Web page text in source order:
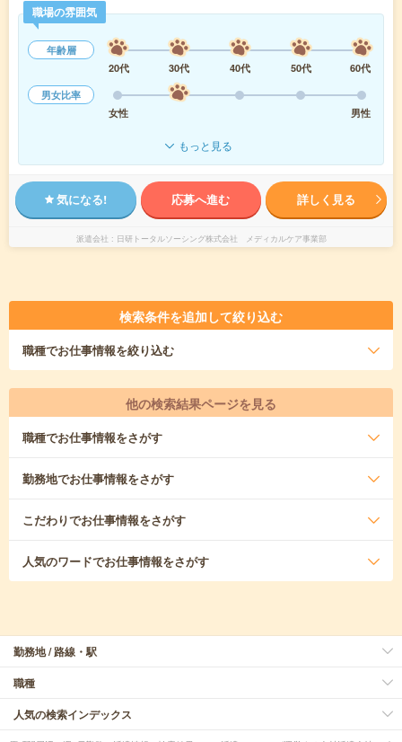
職場の雰囲気
年齢層
20代
30代 40代 50代
60代
男女比率
女性
男性
もっと見る
気になる! 応募へ進む 詳しく見る
派遣会社 日研トータルソーシング株式会社 メディカルケア事業部
検索条件を追加して絞り込む
職種でお仕事情報を絞り込む
他の検索結果ページを見る
職種でお仕事情報をさがす
勤務地でお仕事情報をさがす
こだわりでお仕事情報をさがす
人気のワードでお仕事情報をさがす
勤務地 / 路線・駅
職種
人気の検索インデックス